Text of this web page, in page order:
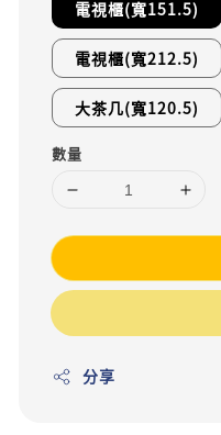
電視櫃(寬151.5)
電視櫃(寬212.5)
大茶几(寬120.5)
數量
分享